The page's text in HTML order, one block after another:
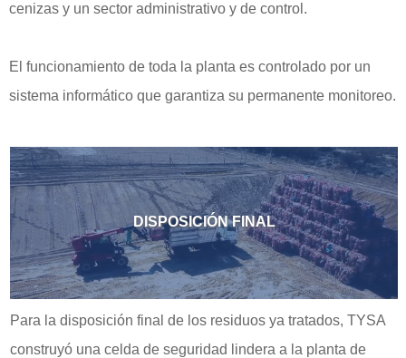
cenizas y un sector administrativo y de control.
El funcionamiento de toda la planta es controlado por un
sistema informático que garantiza su permanente monitoreo.
DISPOSICIÓN FINAL
Para la disposición final de los residuos ya tratados, TYSA
construyó una celda de seguridad lindera a la planta de